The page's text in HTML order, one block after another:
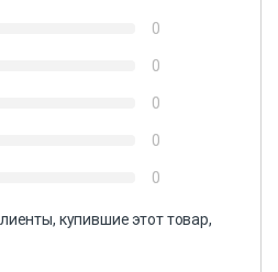
0
0
0
0
0
купившие этот товар,